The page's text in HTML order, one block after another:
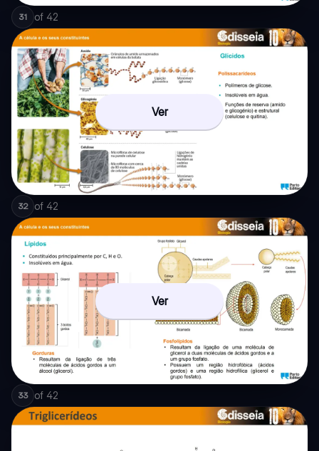
31 of 42
Ver
32 of 42
Ver
33 of 42